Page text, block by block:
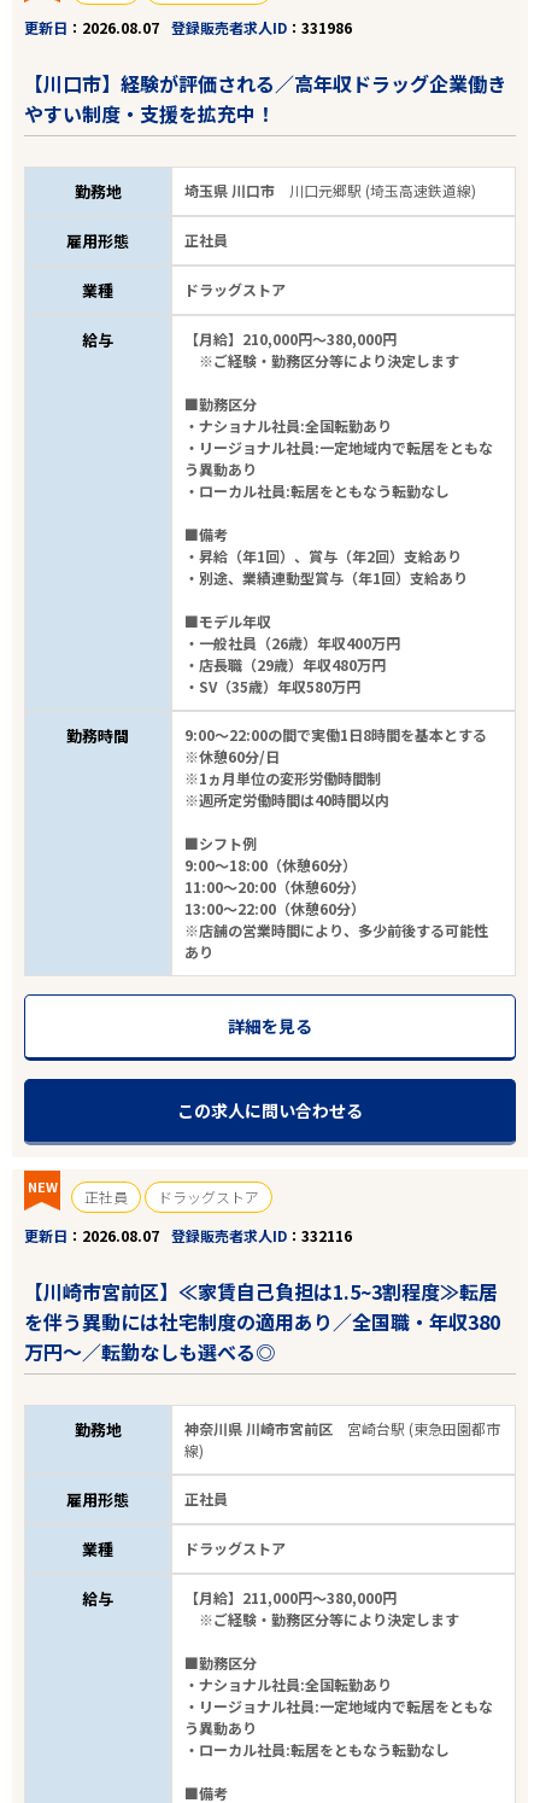
更新日
2026.08.07 登録販売者求人ID 331986
【川口市】経験が評価される／高年収ドラッグ企業働き
やすい制度・支援を拡充中！
勤務地 埼玉県 川口市 川口元郷駅 (埼玉高速鉄道線)
雇用形態 正社員
業種 ドラッグストア
給与
【月給】210,000円～380,000円
※ご経験・勤務区分等により決定します
■勤務区分
・ナショナル社員:全国転勤あり
・リージョナル社員:一定地域内で転居をともな
う異動あり
・ローカル社員:転居をともなう転勤なし
■備考
・昇給（年1回）、賞与（年2回）支給あり
・別途、業績連動型賞与（年1回）支給あり
■モデル年収
・一般社員（26歳）年収400万円
・店長職（29歳）年収480万円
・SV（35歳）年収580万円
勤務時間
9:00～22:00の間で実働1日8時間を基本とする
※休憩60分/日
※1ヵ月単位の変形労働時間制
※週所定労働時間は40時間以内
■シフト例
9:00～18:00（休憩60分）
11:00～20:00（休憩60分）
13:00～22:00（休憩60分）
※店舗の営業時間により、多少前後する可能性
あり
詳細を見る
この求人に問い合わせる
NEW 正社員
ドラッグストア
更新日
2026.08.07 登録販売者求人ID 332116
【川崎市宮前区】≪家賃自己負担は1.5~3割程度≫転居
を伴う異動には社宅制度の適用あり／全国職・年収380
万円～／転勤なしも選べる◎
勤務地 神奈川県 川崎市宮前区 宮崎台駅 (東急田園都市
線)
雇用形態 正社員
業種 ドラッグストア
給与
【月給】211,000円～380,000円
※ご経験・勤務区分等により決定します
■勤務区分
・ナショナル社員:全国転勤あり
・リージョナル社員:一定地域内で転居をともな
う異動あり
・ローカル社員:転居をともなう転勤なし
■備考